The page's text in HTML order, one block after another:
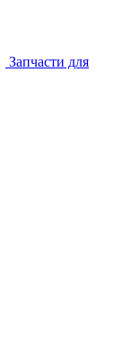
Запчасти для